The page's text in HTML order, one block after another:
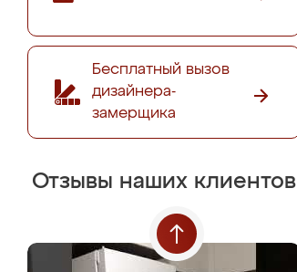
Бесплатный вызов
дизайнера-
замерщика
Отзывы наших клиентов